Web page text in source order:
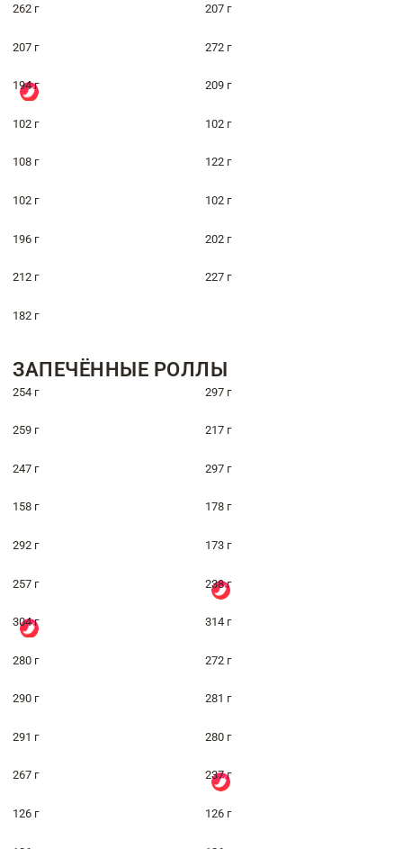
262 г 207 г
207 г 272 г
194 г 209 г
102 г 102 г
108 г 122 г
102 г 102 г
196 г 202 г
212 г 227 г
182 г
ЗАПЕЧЁННЫЕ РОЛЛЫ
254 г 297 г
259 г 217 г
247 г 297 г
158 г 178 г
292 г 173 г
257 г 238 г
304 г 314 г
280 г 272 г
290 г 281 г
291 г 280 г
267 г 237 г
126 г 126 г